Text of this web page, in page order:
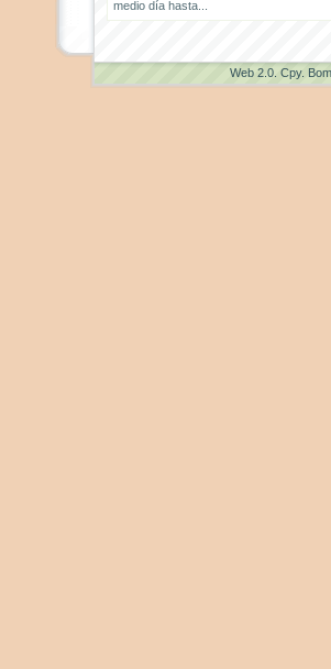
medio día hasta...
Web 2.0 . Cpy.